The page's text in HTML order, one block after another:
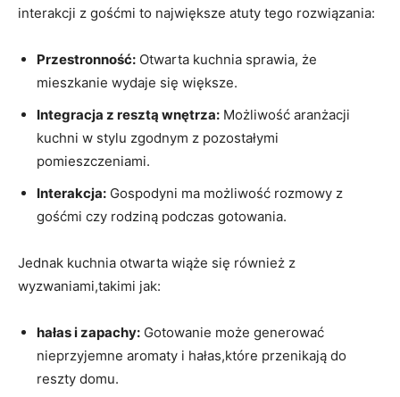
interakcji z gośćmi to największe atuty tego rozwiązania:
Przestronność: Otwarta kuchnia sprawia, że
mieszkanie wydaje się większe.
Integracja z resztą wnętrza: Możliwość aranżacji
kuchni w stylu zgodnym z pozostałymi
pomieszczeniami.
Interakcja: Gospodyni ma możliwość rozmowy z
gośćmi czy rodziną podczas gotowania.
Jednak kuchnia otwarta wiąże się również z
wyzwaniami,takimi jak:
hałas i zapachy: Gotowanie może generować
nieprzyjemne aromaty i hałas,które przenikają do
reszty domu.